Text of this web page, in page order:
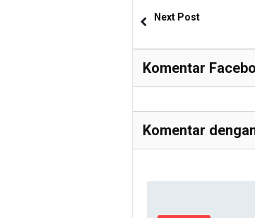
Next Post
Komentar
Komentar